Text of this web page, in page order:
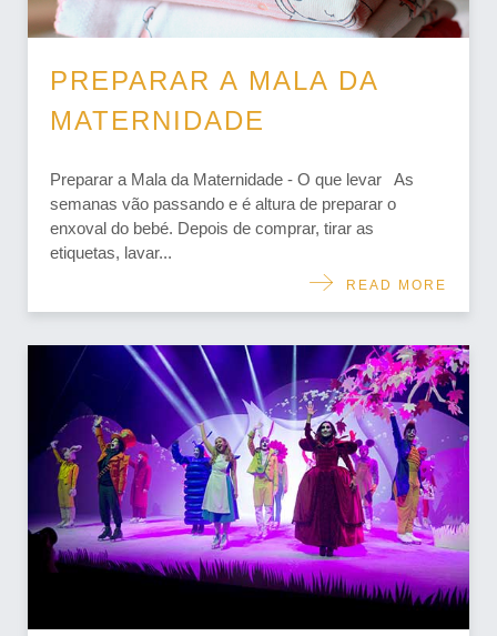
PREPARAR A MALA DA
MATERNIDADE
Preparar a Mala da Maternidade - O que levar As
semanas vão passando e é altura de preparar o
enxoval do bebé. Depois de comprar, tirar as
etiquetas, lavar...
READ MORE